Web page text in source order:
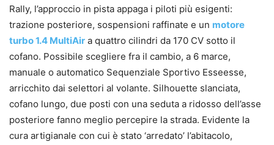
Rally, l’approccio in pista appaga i piloti più esigenti:
trazione posteriore, sospensioni raffinate e un motore
turbo 1.4 MultiAir a quattro cilindri da 170 CV sotto il
cofano. Possibile scegliere fra il cambio, a 6 marce,
manuale o automatico Sequenziale Sportivo Esseesse,
arricchito dai selettori al volante. Silhouette slanciata,
cofano lungo, due posti con una seduta a ridosso dell’asse
posteriore fanno meglio percepire la strada. Evidente la
cura artigianale con cui è stato ‘arredato’ l’abitacolo,